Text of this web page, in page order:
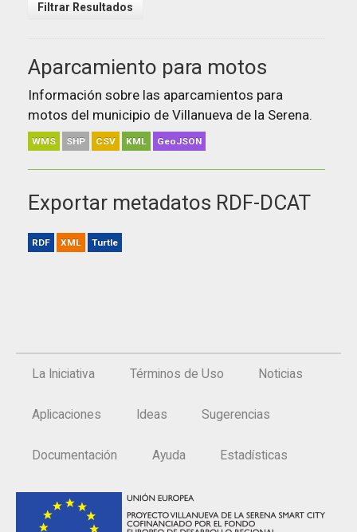
Filtrar Resultados
Aparcamiento para motos
Información sobre las aparcamientos para
motos del municipio de Villanueva de la Serena.
WMS SHP CSV KML GeoJSON
Exportar metadatos RDF-DCAT
RDF XML Turtle
La Iniciativa Términos de Uso Noticias
Aplicaciones Ideas Sugerencias
Documentación Ayuda Estadísticas